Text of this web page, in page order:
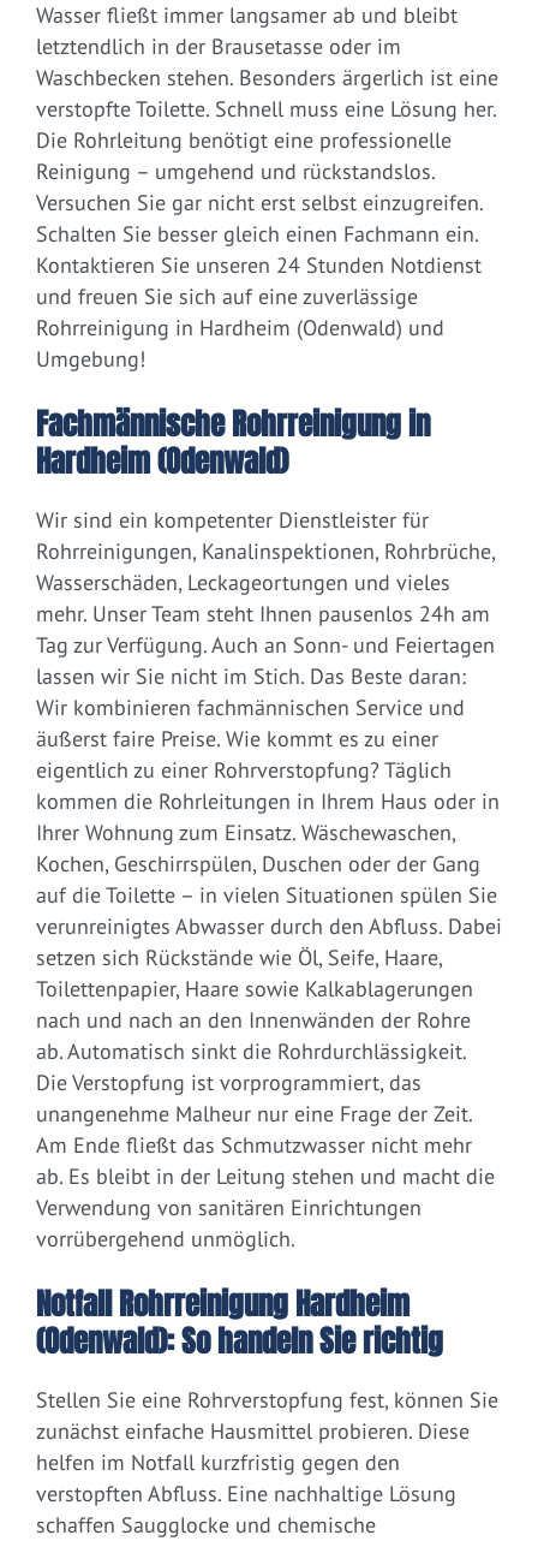
Wasser fließt immer langsamer ab und bleibt
letztendlich in der Brausetasse oder im
Waschbecken stehen. Besonders ärgerlich ist eine
verstopfte Toilette. Schnell muss eine Lösung her.
Die Rohrleitung benötigt eine professionelle
Reinigung – umgehend und rückstandslos.
Versuchen Sie gar nicht erst selbst einzugreifen.
Schalten Sie besser gleich einen Fachmann ein.
Kontaktieren Sie unseren 24 Stunden Notdienst
und freuen Sie sich auf eine zuverlässige
Rohrreinigung in Hardheim (Odenwald) und
Umgebung!
Fachmännische Rohrreinigung in
Hardheim (Odenwald)
Wir sind ein kompetenter Dienstleister für
Rohrreinigungen, Kanalinspektionen, Rohrbrüche,
Wasserschäden, Leckageortungen und vieles
mehr. Unser Team steht Ihnen pausenlos 24h am
Tag zur Verfügung. Auch an Sonn- und Feiertagen
lassen wir Sie nicht im Stich. Das Beste daran:
Wir kombinieren fachmännischen Service und
äußerst faire Preise. Wie kommt es zu einer
eigentlich zu einer Rohrverstopfung? Täglich
kommen die Rohrleitungen in Ihrem Haus oder in
Ihrer Wohnung zum Einsatz. Wäschewaschen,
Kochen, Geschirrspülen, Duschen oder der Gang
auf die Toilette – in vielen Situationen spülen Sie
verunreinigtes Abwasser durch den Abfluss. Dabei
setzen sich Rückstände wie Öl, Seife, Haare,
Toilettenpapier, Haare sowie Kalkablagerungen
nach und nach an den Innenwänden der Rohre
ab. Automatisch sinkt die Rohrdurchlässigkeit.
Die Verstopfung ist vorprogrammiert, das
unangenehme Malheur nur eine Frage der Zeit.
Am Ende fließt das Schmutzwasser nicht mehr
ab. Es bleibt in der Leitung stehen und macht die
Verwendung von sanitären Einrichtungen
vorrübergehend unmöglich.
Notfall Rohrreinigung Hardheim
(Odenwald): So handeln Sie richtig
Stellen Sie eine Rohrverstopfung fest, können Sie
zunächst einfache Hausmittel probieren. Diese
helfen im Notfall kurzfristig gegen den
verstopften Abfluss. Eine nachhaltige Lösung
schaffen Saugglocke und chemische